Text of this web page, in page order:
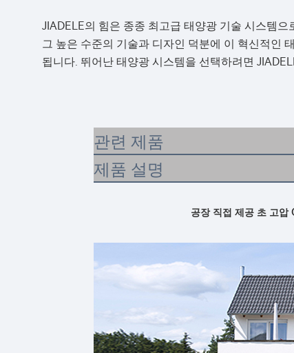
JIADELE의 힘은 종종 최고급 태양광 기술 시스템
그 높은 수준의 기술과 디자인 덕분에 이 혁신적인
됩니다. 뛰어난 태양광 시스템을 선택하려면
관련 제품
제품 설명
공장 직접 제공 초 고압